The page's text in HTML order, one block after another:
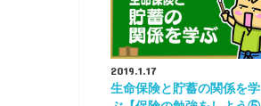
2019.1.17
生命保険と貯蓄の関係を学